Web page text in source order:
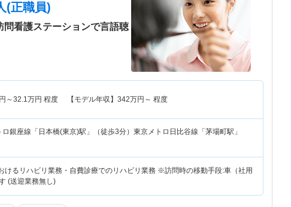
(正職員)
問看護ステーションで言語聴
～32.1万円 程度 【モデル年収】 342万円～ 程度
ロ銀座線「日本橋(東京)駅」（徒歩3分）東京メトロ日比谷線「茅場町駅」
けるリハビリ業務・自費診療でのリハビリ業務 ※訪問時の移動手段:車（社用
(送迎業務無し)